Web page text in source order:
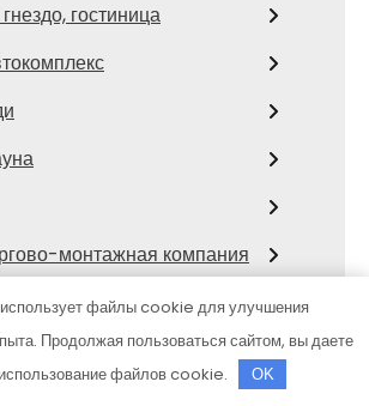
гостиница
монтажная компания
файлы cookie для улучшения
Продолжая пользоваться сайтом, вы даете
файлов cookie.
OK